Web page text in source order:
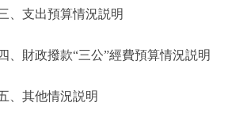
便民服務
支出預算情況説明
財政撥款“三公”經費預算情況説明
其他情況説明